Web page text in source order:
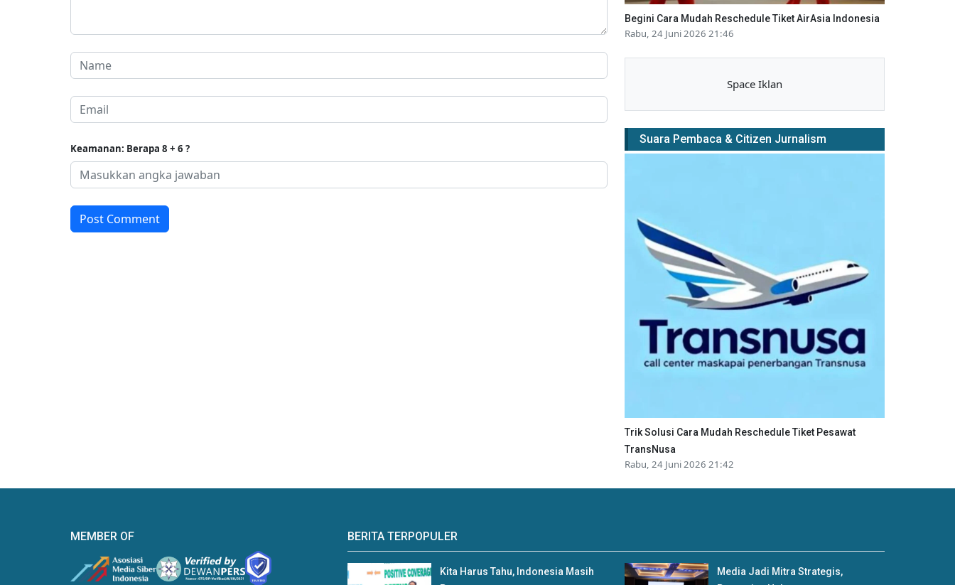
Keamanan: Berapa 8 + 6 ?
Post Comment
Begini Cara Mudah Reschedule Tiket AirAsia Indonesia
Rabu, 24 Juni 2026 21:46
Space Iklan
Suara Pembaca & Citizen Jurnalism
Trik Solusi Cara Mudah Reschedule Tiket Pesawat
TransNusa
Rabu, 24 Juni 2026 21:42
MEMBER OF BERITA TERPOPULER
Kita Harus Tahu, Indonesia Masih
Media Jadi Mitra Strategis,